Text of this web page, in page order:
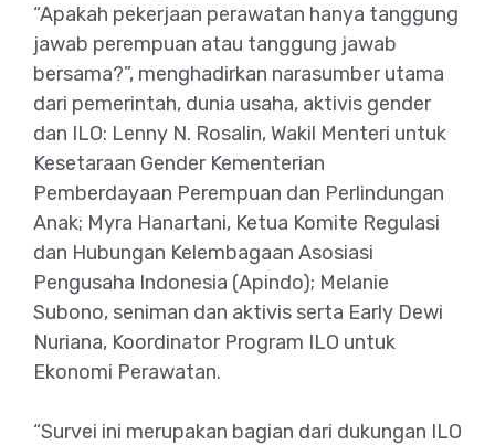
“Apakah pekerjaan perawatan hanya tanggung
jawab perempuan atau tanggung jawab
bersama?”, menghadirkan narasumber utama
dari pemerintah, dunia usaha, aktivis gender
dan ILO: Lenny N. Rosalin, Wakil Menteri untuk
Kesetaraan Gender Kementerian
Pemberdayaan Perempuan dan Perlindungan
Anak; Myra Hanartani, Ketua Komite Regulasi
dan Hubungan Kelembagaan Asosiasi
Pengusaha Indonesia (Apindo); Melanie
Subono, seniman dan aktivis serta Early Dewi
Nuriana, Koordinator Program ILO untuk
Ekonomi Perawatan.
“Survei ini merupakan bagian dari dukungan ILO